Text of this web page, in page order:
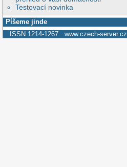
Testovací novinka
Píšeme jinde
ISSN 1214-1267 www.czech-server.cz